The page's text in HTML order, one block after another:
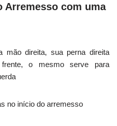
Arremesso com uma
mão direita, sua perna direita
o mesmo serve para
no início do arremesso